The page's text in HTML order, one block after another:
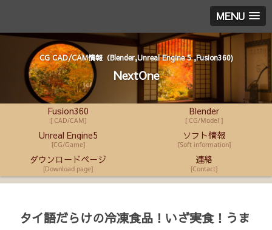
MENU
CG CAD/CAM情報（Blender,Unreal Engine 5 ,Fusion360)
NextOne
Fusion360
[ CAD/CAM]
Blender
[ CG/Model ]
Unreal Engine5
[CG/Game]
ソフト情報
[Soft information]
ダウンロードページ
[Download page]
連絡
[Contact]
タイ語だらけの冷凍食品！いざ実食！うま